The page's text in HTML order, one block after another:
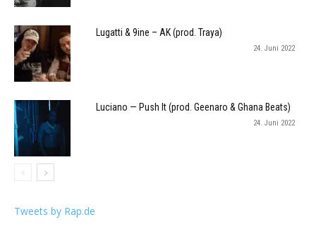
Lugatti & 9ine – AK (prod. Traya)
24. Juni 2022
Luciano — Push It (prod. Geenaro & Ghana Beats)
24. Juni 2022
Tweets by Rap.de